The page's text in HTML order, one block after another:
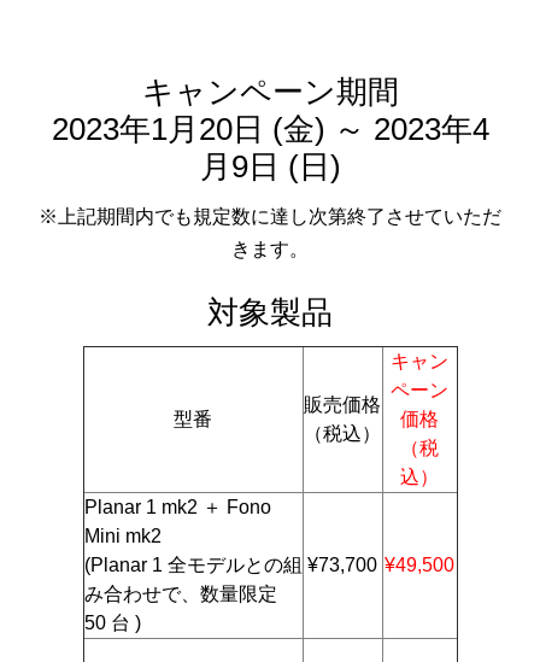
キャンペーン期間
2023年1月20日 (金) ～ 2023年4
月9日 (日)
※上記期間内でも規定数に達し次第終了させていただ
きます。
対象製品
型番
販売価格
（税込）
キャン
ペーン
価格
（税
込）
Planar 1 mk2 ＋ Fono
Mini mk2
(Planar 1 全モデルとの組
み合わせで、数量限定
50 台 )
¥73,700 ¥49,500